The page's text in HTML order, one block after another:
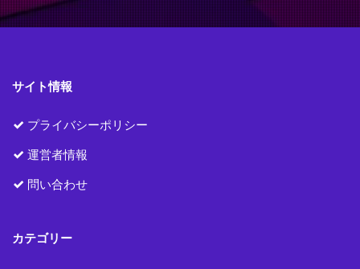
サイト情報
プライバシーポリシー
運営者情報
問い合わせ
カテゴリー